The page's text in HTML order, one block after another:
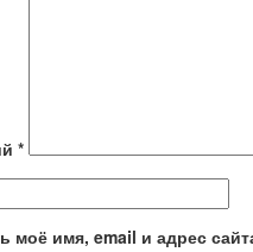
*
моё имя, email и адрес